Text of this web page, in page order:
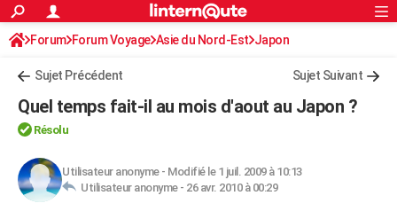
ACTUALITÉS
Politique
Société
Faits Divers
Education
Monde
Villes
+
Programme TV
TNTStreaming
Cinéma
Sorties cinéma
Musique
+FINANCE
Retraite
Impôts
Epargne
Immobilier
Risques naturels par ville
Banque
Assurance
Crédit
AUTO
Essais
Réserver un essai
Citadines
Berlines
SUV
Forum auto
HIGH-TECH
S'inscrire
Connexion
Forum Forum Voyage Asie du Nord-Est Japon
Sujet Précédent Sujet Suivant
Quel temps fait-il au mois d'aout au Japon ?
Résolu
Utilisateur anonyme- Modifié le 1 juil. 2009 à 10:13
Utilisateur anonyme - 26 avr. 2010 à 00:29